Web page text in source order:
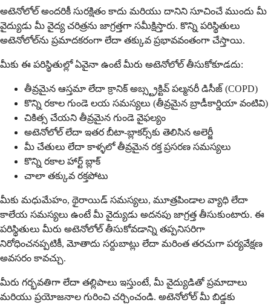
అటెనోలోల్ అందరికీ సురక్షితం కాదు మరియు దానిని సూచించే ముందు మీ
వైద్యుడు మీ వైద్య చరిత్రను జాగ్రత్తగా సమీక్షిస్తారు. కొన్ని పరిస్థితులు
అటెనోలోల్‌ను ప్రమాదకరంగా లేదా తక్కువ ప్రభావవంతంగా చేస్తాయి.
మీకు ఈ పరిస్థితుల్లో ఏవైనా ఉంటే మీరు అటెనోలోల్ తీసుకోకూడదు:
తీవ్రమైన ఆస్తమా లేదా క్రానిక్ అబ్స్ట్రక్టివ్ పల్మనరీ డిసీజ్ (COPD)
కొన్ని రకాల గుండె లయ సమస్యలు (తీవ్రమైన బ్రాడీకార్డియా వంటివి)
చికిత్స చేయని తీవ్రమైన గుండె వైఫల్యం
అటెనోలోల్ లేదా ఇతర బీటా-బ్లాకర్స్‌కు తెలిసిన అలెర్జీ
మీ చేతులు లేదా కాళ్ళలో తీవ్రమైన రక్త ప్రసరణ సమస్యలు
కొన్ని రకాల హార్ట్ బ్లాక్
చాలా తక్కువ రక్తపోటు
మీకు మధుమేహం, థైరాయిడ్ సమస్యలు, మూత్రపిండాల వ్యాధి లేదా
కాలేయ సమస్యలు ఉంటే మీ వైద్యుడు అదనపు జాగ్రత్త తీసుకుంటారు. ఈ
పరిస్థితులు మీరు అటెనోలోల్ తీసుకోవడాన్ని తప్పనిసరిగా
నిరోధించనప్పటికీ, మోతాదు సర్దుబాట్లు లేదా మరింత తరచుగా పర్యవేక్షణ
అవసరం కావచ్చు.
మీరు గర్భవతిగా లేదా తల్లిపాలు ఇస్తుంటే, మీ వైద్యుడితో ప్రమాదాలు
మరియు ప్రయోజనాల గురించి చర్చించండి. అటెనోలోల్ మీ బిడ్డకు